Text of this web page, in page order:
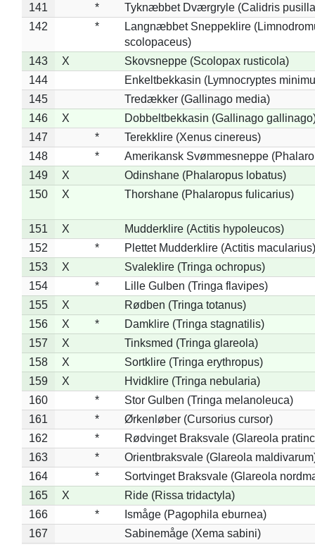
141
*
Tyknæbbet Dværgryle (Calidris
142
*
Langnæbbet Sneppeklire
scolopaceus)
143
X
Skovsneppe (Scolopax rusticola)
144
Enkeltbekkasin (Lymnocryptes
145
Tredækker (Gallinago media)
146
X
Dobbeltbekkasin (Gallinago
147
*
Terekklire (Xenus cinereus)
148
*
Amerikansk Svømmesneppe
149
X
Odinshane (Phalaropus lobatus)
150
X Thorshane (Phalaropus fulicarius)
151 X
Mudderklire (Actitis hypoleucos)
152
*
Plettet Mudderklire (Actitis macularius)
153
X
Svaleklire (Tringa ochropus)
154
*
Lille Gulben (Tringa flavipes)
155
X
Rødben (Tringa totanus)
156
X *
Damklire (Tringa stagnatilis)
157
X
Tinksmed (Tringa glareola)
158
X
Sortklire (Tringa erythropus)
159
X
Hvidklire (Tringa nebularia)
160
*
Stor Gulben (Tringa melanoleuca)
161
*
Ørkenløber (Cursorius cursor)
162
*
Rødvinget Braksvale (Glareola
163
*
Orientbraksvale (Glareola
164
*
Sortvinget Braksvale (Glareola
165
X
Ride (Rissa tridactyla)
166
*
Ismåge (Pagophila eburnea)
167
Sabinemåge (Xema sabini)